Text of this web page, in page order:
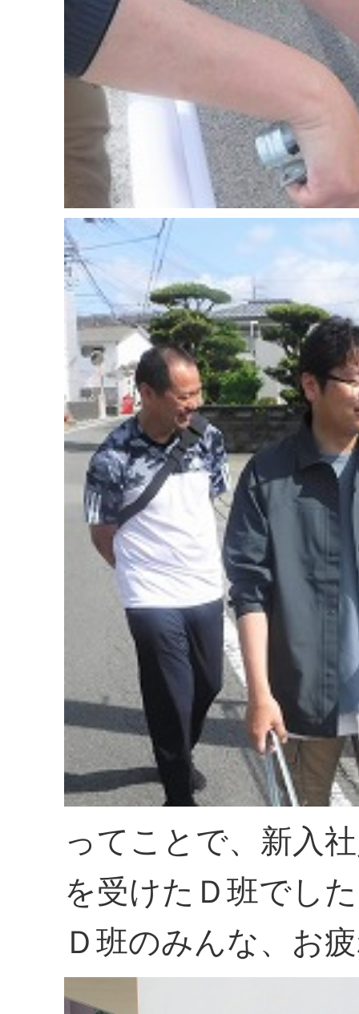
ってことで、新入
を受けたＤ班でし
Ｄ班のみんな、お